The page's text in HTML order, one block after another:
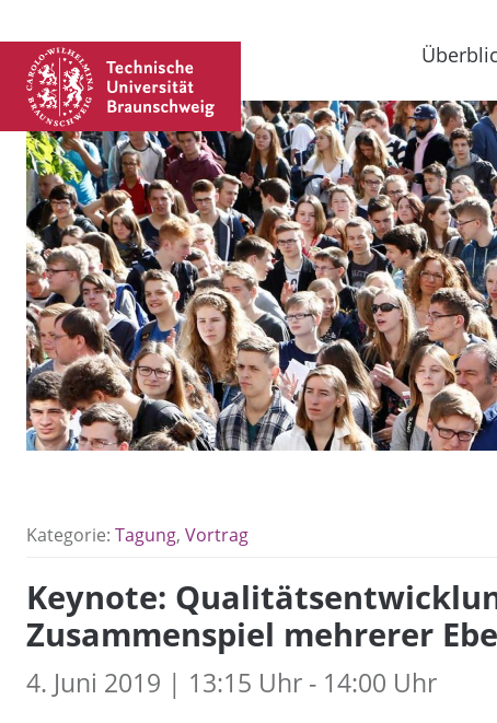
Kategorie: Tagung, Vortrag
Keynote:
Zusammenspiel mehrerer
4. Juni 2019 | 13:15 Uhr - 14:00 Uhr